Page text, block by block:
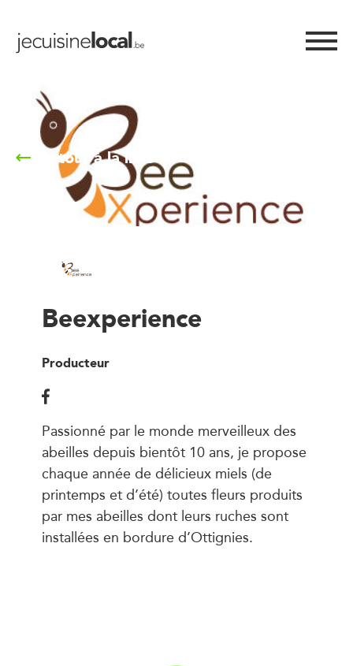
Retour à la liste
Beexperience
Producteur
Passionné par le monde merveilleux des
abeilles depuis bientôt 10 ans, je propose
chaque année de délicieux miels (de
printemps et d’été) toutes fleurs produits
par mes abeilles dont leurs ruches sont
installées en bordure d’Ottignies.